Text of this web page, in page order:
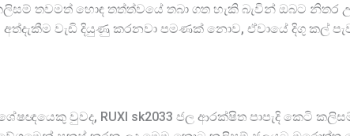
තවමත් හොඳ තත්ත්වයේ තබා ගත හැකි බැවින් ඔබට
වැඩි දියුණු කරනවා පමණක් නොව, ඒවායේ දිගු කල්
වුවද, RUXI sk2033 ජල ආරක්ෂිත පාපැදි කෙටි